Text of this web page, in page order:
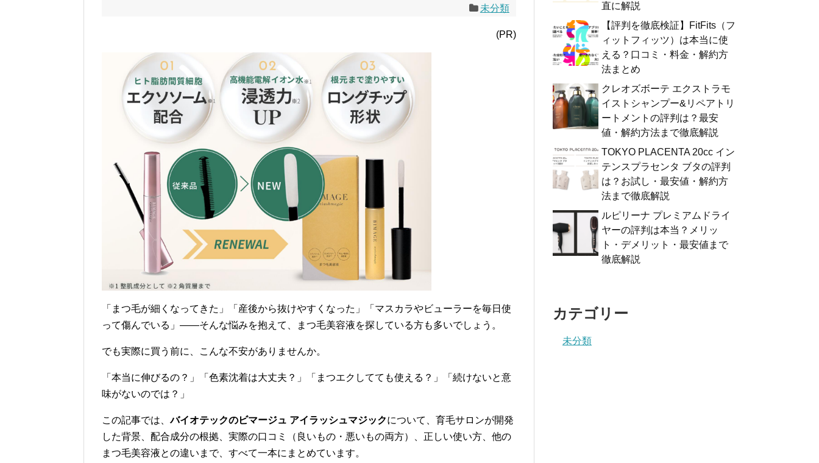
未分類
(PR)
「まつ毛が細くなってきた」「産後から抜けやすくなった」「マスカラやビューラーを毎日使
って傷んでいる」——そんな悩みを抱えて、まつ毛美容液を探している方も多いでしょう。
でも実際に買う前に、こんな不安がありませんか。
「本当に伸びるの？」「色素沈着は大丈夫？」「まつエクしてても使える？」「続けないと意
味がないのでは？」
この記事では、バイオテックのビマージュ アイラッシュマジックについて、育毛サロンが開発
した背景、配合成分の根拠、実際の口コミ（良いもの・悪いもの両方）、正しい使い方、他の
まつ毛美容液との違いまで、すべて一本にまとめています。
直に解説
【評判を徹底検証】FitFits（フ
ィットフィッツ）は本当に使
える？口コミ・料金・解約方
法まとめ
クレオズボーテ エクストラモ
イストシャンプー&リペアトリ
ートメントの評判は？最安
値・解約方法まで徹底解説
TOKYO PLACENTA 20cc イン
テンスプラセンタ ブタの評判
は？お試し・最安値・解約方
法まで徹底解説
ルピリーナ プレミアムドライ
ヤーの評判は本当？メリッ
ト・デメリット・最安値まで
徹底解説
カテゴリー
未分類